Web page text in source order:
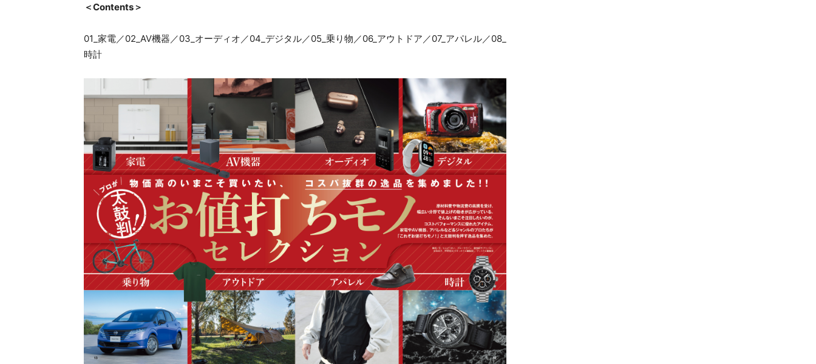
＜Contents＞
01_家電／02_AV機器／03_オーディオ／04_デジタル／05_乗り物／06_アウトドア／07_アパレル／08_
時計